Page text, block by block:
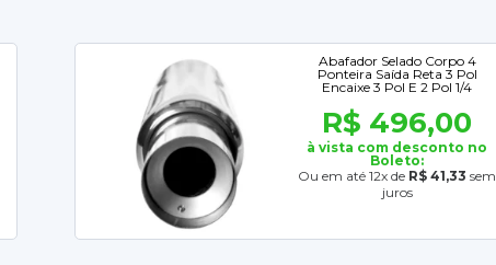
Abafador Selado Corpo 4
Ponteira Saída Reta 3 Pol
Encaixe 3 Pol E 2 Pol 1/4
R$ 496,00
à vista com desconto no
Boleto:
Ou em até 12x de R$ 41,33 sem
juros